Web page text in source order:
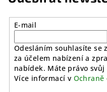
E-mail
Odesláním souhlasíte se
za účelem nabízení a
nabídek. Máte právo
Více informací v Ochraně